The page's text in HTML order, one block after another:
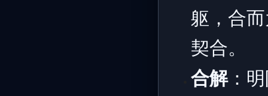
躯，合
契合。
合解：